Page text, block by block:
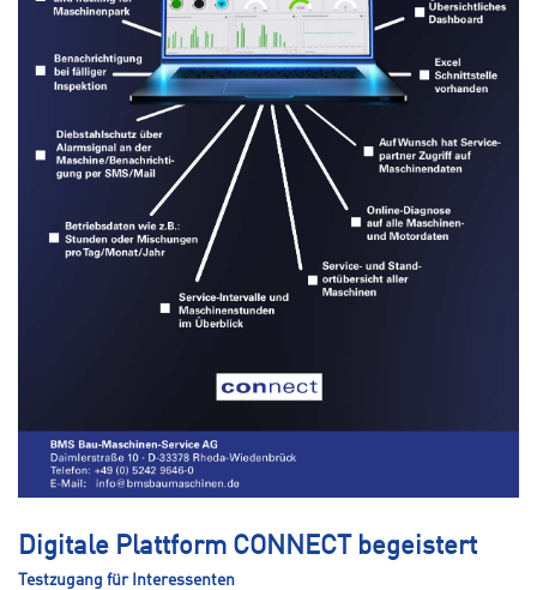
Digitale Plattform CONNECT begeistert
Testzugang für Interessenten